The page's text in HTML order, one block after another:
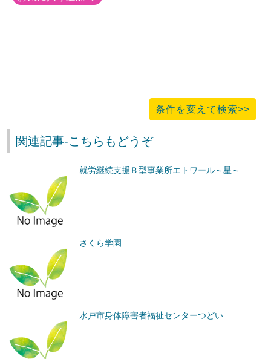
条件を変えて検索>>
関連記事-こちらもどうぞ
就労継続支援Ｂ型事業所エトワール～星～
さくら学園
水戸市身体障害者福祉センターつどい